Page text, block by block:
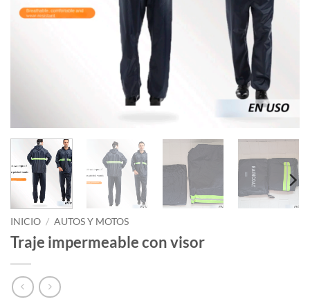
INICIO / AUTOS Y MOTOS
Traje impermeable con visor